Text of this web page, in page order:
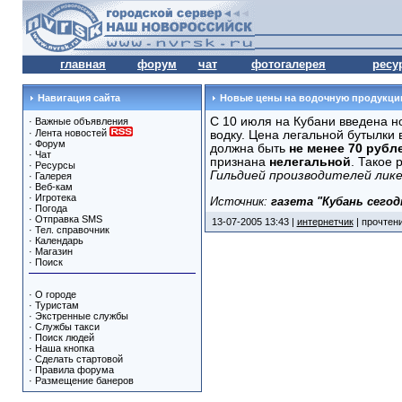
главная форум чат фотогалерея
Навигация сайта
· Важные объявления
· Лента новостей
· Форум
· Чат
· Ресурсы
· Галерея
· Веб-кам
· Игротека
· Погода
· Отправка SMS
· Тел. справочник
· Календарь
· Магазин
· Поиск
· О городе
· Туристам
· Экстренные службы
· Службы такси
· Поиск людей
· Наша кнопка
· Сделать стартовой
· Правила форума
· Размещение банеров
Новые цены на водочную
С 10 июля на Кубани введена
водку. Цена легальной бутылки
должна быть не менее 70
признана нелегальной. Такое
Гильдией производителей
Источник: газета "Кубань
13-07-2005 13:43 | интернетчик|